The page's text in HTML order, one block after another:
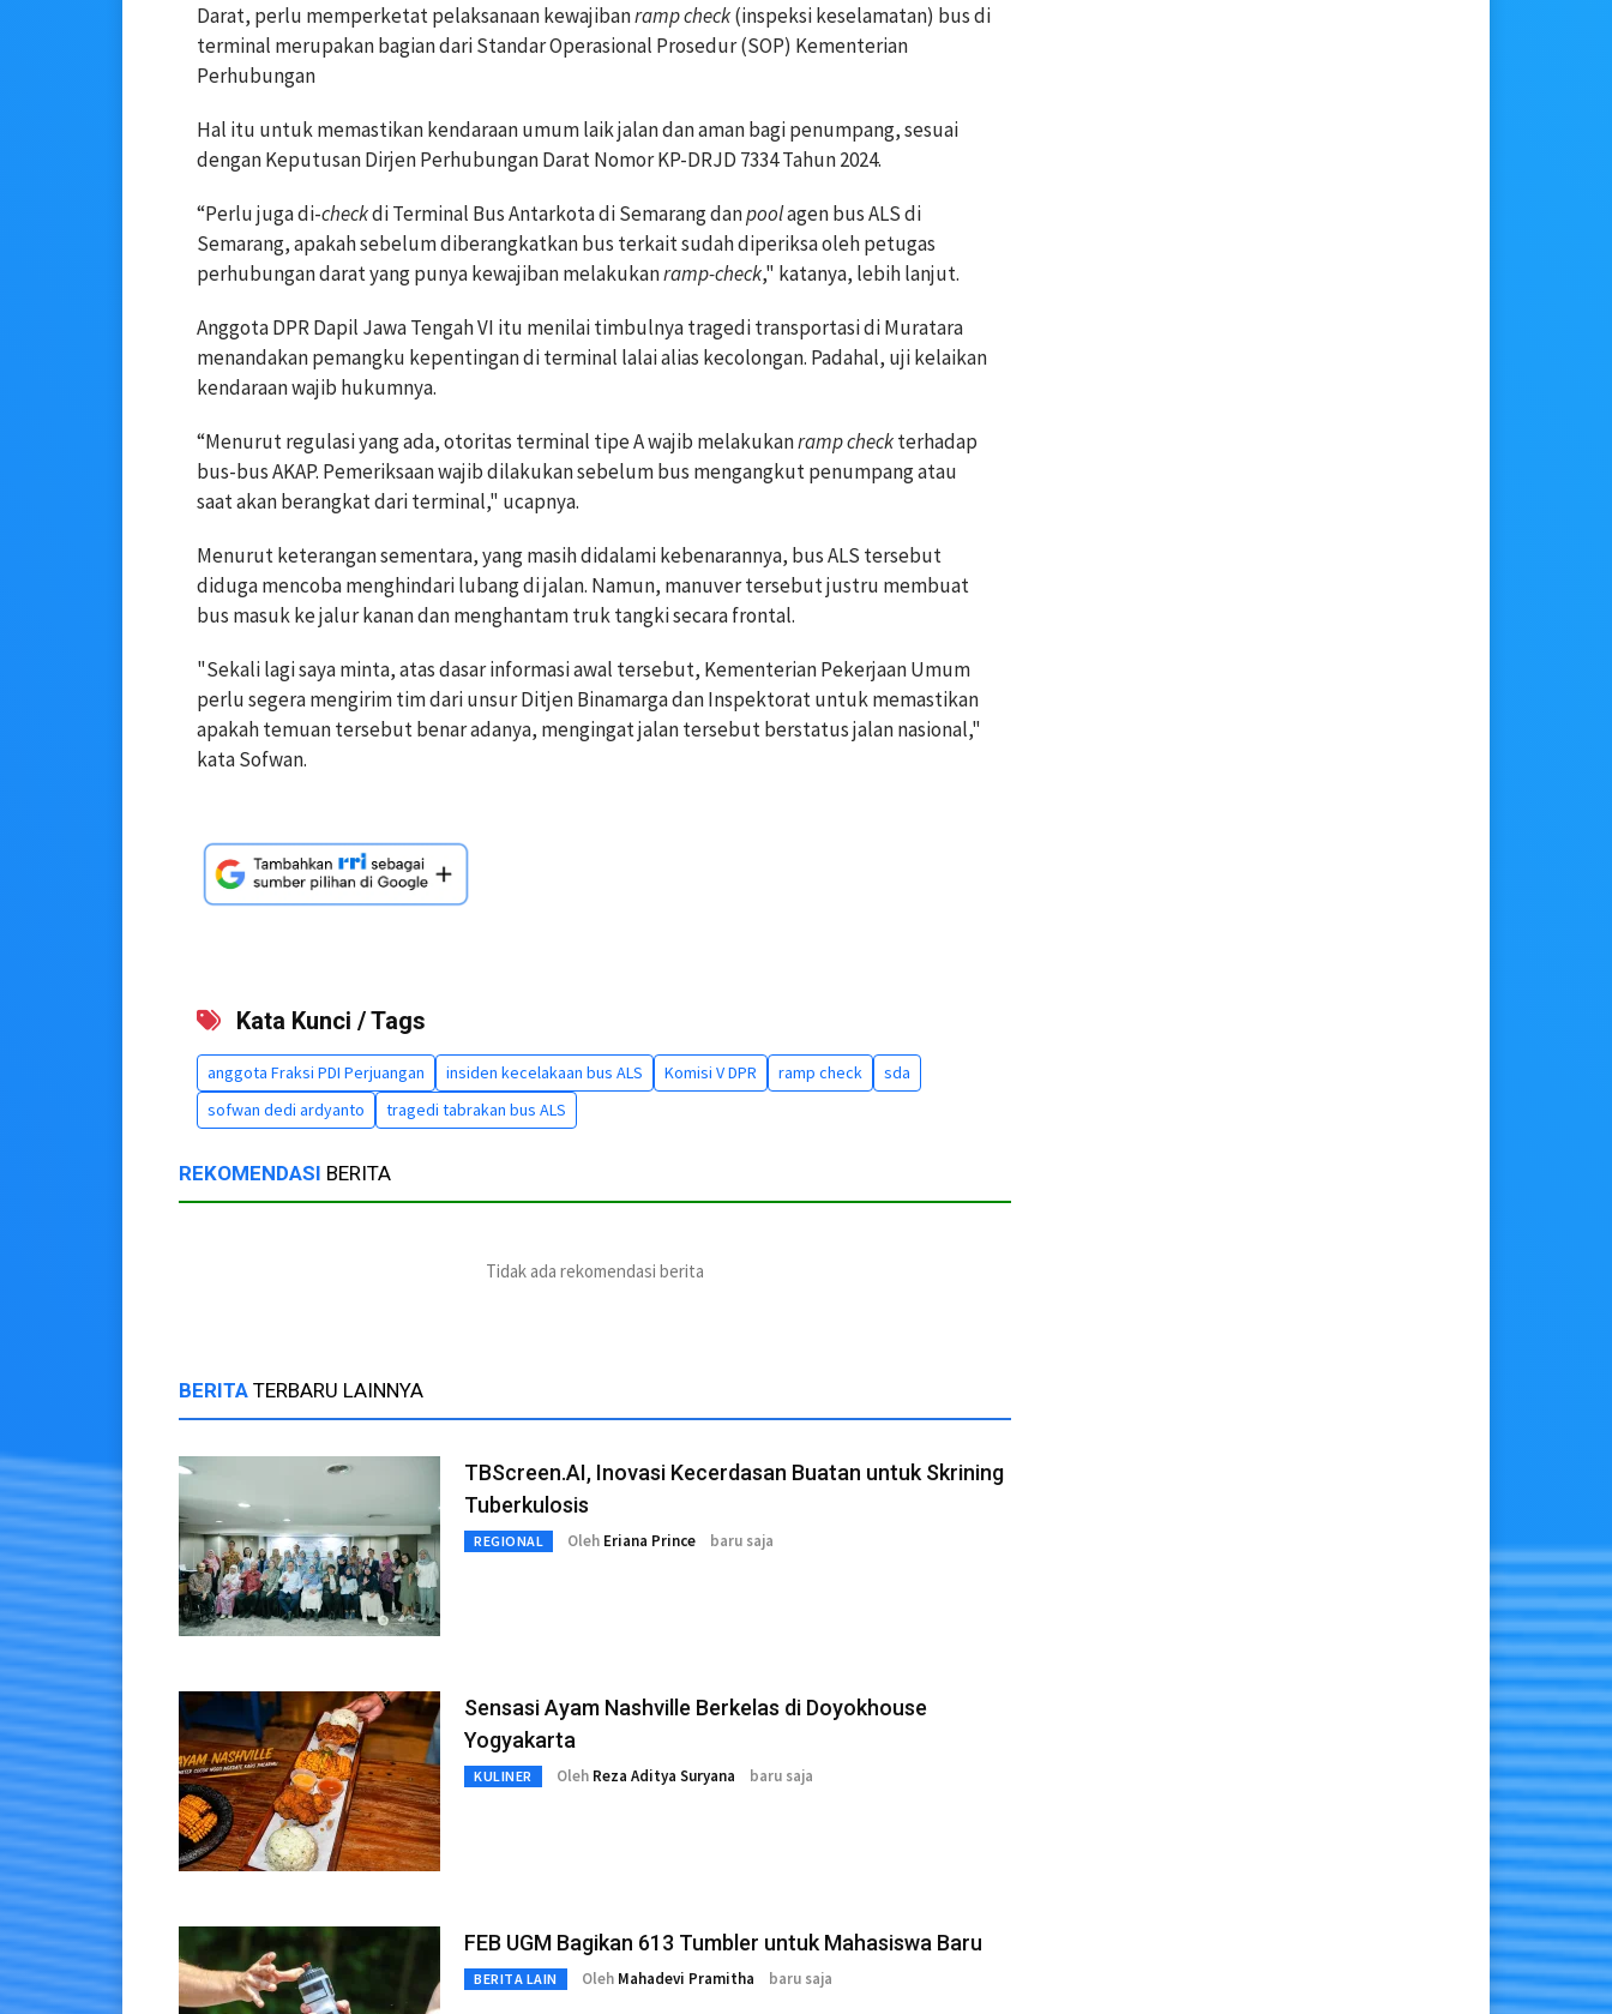
Darat, perlu memperketat pelaksanaan kewajibanramp check(inspeksi keselamatan) bus di
terminal merupakan bagian dari Standar Operasional Prosedur (SOP) Kementerian
Perhubungan
Hal itu untuk memastikan kendaraan umum laik jalan dan aman bagi penumpang, sesuai
dengan Keputusan Dirjen Perhubungan Darat Nomor KP-DRJD 7334 Tahun 2024.
“Perlu juga di-checkdi Terminal Bus Antarkota di Semarang danpoolagen bus ALS di
Semarang, apakah sebelum diberangkatkan bus terkait sudah diperiksa oleh petugas
perhubungan darat yang punya kewajiban melakukanramp-check," katanya, lebih lanjut.
Anggota DPR Dapil Jawa Tengah VI itu menilai timbulnya tragedi transportasi di Muratara
menandakan pemangku kepentingan di terminal lalai alias kecolongan. Padahal, uji kelaikan
kendaraan wajib hukumnya.
“Menurut regulasi yang ada, otoritas terminal tipe A wajib melakukanramp checkterhadap
bus-bus AKAP. Pemeriksaan wajib dilakukan sebelum bus mengangkut penumpang atau
saat akan berangkat dari terminal," ucapnya.
Menurut keterangan sementara, yang masih didalami kebenarannya, bus ALS tersebut
diduga mencoba menghindari lubang di jalan. Namun, manuver tersebut justru membuat
bus masuk ke jalur kanan dan menghantam truk tangki secara frontal.
"Sekali lagi saya minta, atas dasar informasi awal tersebut, Kementerian Pekerjaan Umum
perlu segera mengirim tim dari unsur Ditjen Binamarga dan Inspektorat untuk memastikan
apakah temuan tersebut benar adanya, mengingat jalan tersebut berstatus jalan nasional,"
kata Sofwan.
Kata Kunci / Tags
anggota Fraksi PDI Perjuangan insiden kecelakaan bus ALS Komisi V DPR ramp check
sda
sofwan dedi ardyanto
tragedi tabrakan bus ALS
REKOMENDASI BERITA
Tidak ada rekomendasi berita
BERITA TERBARU LAINNYA
TBScreen.AI, Inovasi Kecerdasan Buatan untuk Skrining
Tuberkulosis
REGIONAL Oleh Eriana Prince baru saja
Sensasi Ayam Nashville Berkelas di Doyokhouse
Yogyakarta
KULINER Oleh Reza Aditya Suryana baru saja
FEB UGM Bagikan 613 Tumbler untuk Mahasiswa Baru
BERITA LAIN Oleh Mahadevi Pramitha baru saja